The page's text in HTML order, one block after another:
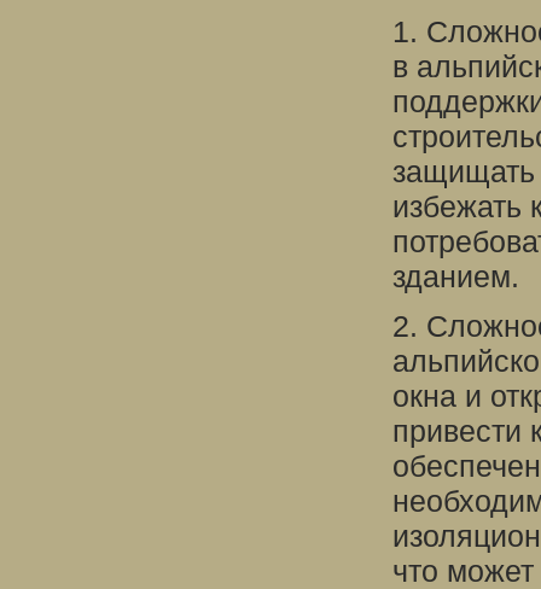
1.
в
защищать
избежать
зданием.
2.
окна и
привести
что